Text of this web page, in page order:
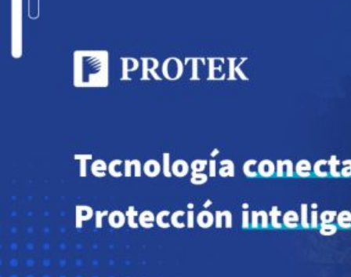
Trabaja con nosotros
Faq
Contacto